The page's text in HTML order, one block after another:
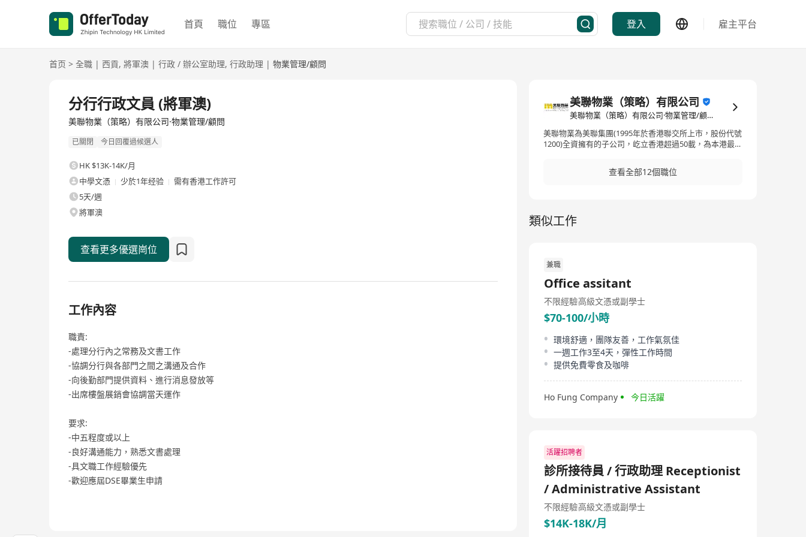
首頁 職位 專區 登入 雇主平台
首页 > 全職 | 西貢, 將軍澳 | 行政 / 辦公室助理, 行政助理 | 物業管理/顧問
分行行政文員 (將軍澳)
美聯物業（策略）有限公司·物業管理/顧問
已關閉 今日回覆過候選人
HK $13K-14K/月
中學文憑
少於1年经验
需有香港工作許可
5天/週
將軍澳
查看更多優選崗位
工作內容
職責:
-處理分行內之常務及文書工作
-協調分行與各部門之間之溝通及合作
-向後勤部門提供資料、進行消息發放等
-出席樓盤展銷會協調當天運作
要求:
-中五程度或以上
-良好溝通能力，熟悉文書處理
-具文職工作經驗優先
-歡迎應屆DSE畢業生申請
美聯物業（策略）有限公司
美聯物業（策略）有限公司·物業管理/顧問
美聯物業為美聯集團(1995年於香港聯交所上市，股份代號
1200)全資擁有的子公司，屹立香港超過50載，為本港最大
為近317間，員工人數逾4,650人。 美聯集團提供全面的物
業買賣及租賃代理服務，並於內地設有近50間分行。 除地
幣》雜誌選為2005年最佳管理公司（中型企業組別）之
一。 Established more than 50 years ago, Midland
of Midland Holdings, listed on Hong Kong stock
Holdings boasted 317 branches and employed 4,650
persons. Midland Holdings is a comprehensive agency
company which brokers buy-and-sell and rental
transactions in Hong Kong. In addition, a meaningful
Midland Holdings also provides mortgage brokerage
services and immigration consultancy services. In 2005,
we were awarded as one of Forbes Asia's the most
successful public company (annual revenue below a
billion US$) and as the Asiamoney 2005 Best Managed
Company (medium cap category).
查看全部12個職位
類似工作
兼職
Office assitant
不限經驗高級文憑或副學士
$70-100/小時
環境舒適，團隊友善，工作氣氛佳
一週工作3至4天，彈性工作時間
提供免費零食及咖啡
Ho Fung Company 今日活躍
活躍招聘者
診所接待員 / 行政助理 Receptionist
/ Administrative Assistant
不限經驗高級文憑或副學士
$14K-18K/月